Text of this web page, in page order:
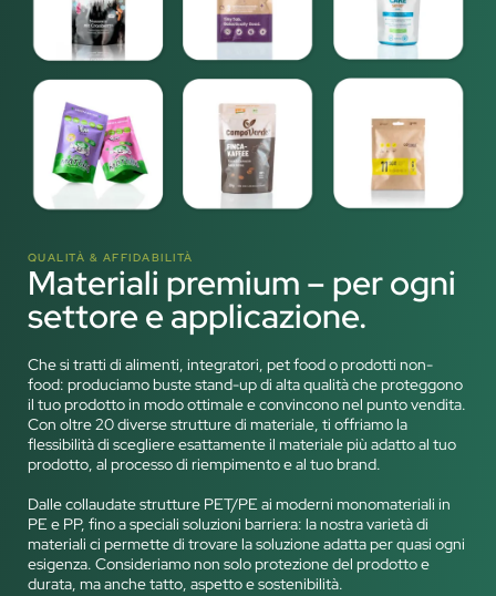
QUALITÀ & AFFIDABILITÀ
Materiali premium – per ogni
settore e applicazione.
Che si tratti di alimenti, integratori, pet food o prodotti non-
food: produciamo buste stand-up di alta qualità che proteggono
il tuo prodotto in modo ottimale e convincono nel punto vendita.
Con oltre 20 diverse strutture di materiale, ti offriamo la
flessibilità di scegliere esattamente il materiale più adatto al tuo
prodotto, al processo di riempimento e al tuo brand.
Dalle collaudate strutture PET/PE ai moderni monomateriali in
PE e PP, fino a speciali soluzioni barriera: la nostra varietà di
materiali ci permette di trovare la soluzione adatta per quasi ogni
esigenza. Consideriamo non solo protezione del prodotto e
durata, ma anche tatto, aspetto e sostenibilità.